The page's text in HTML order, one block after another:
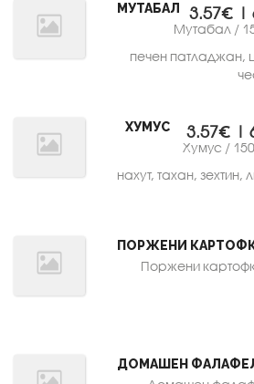
МУТАБАЛ
Мутабал /
3.57€ |
печен патладжан,
ХУМУС
Хумус /
3.57€ |
нахут, тахан,
ПОРЖЕНИ
Поржени
ДОМАШЕН